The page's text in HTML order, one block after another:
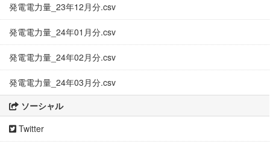
発電電力量_23年12月分.csv
発電電力量_24年01月分.csv
発電電力量_24年02月分.csv
発電電力量_24年03月分.csv
ソーシャル
Twitter